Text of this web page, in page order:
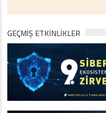
GEÇMİŞ ETKİNLİKLER